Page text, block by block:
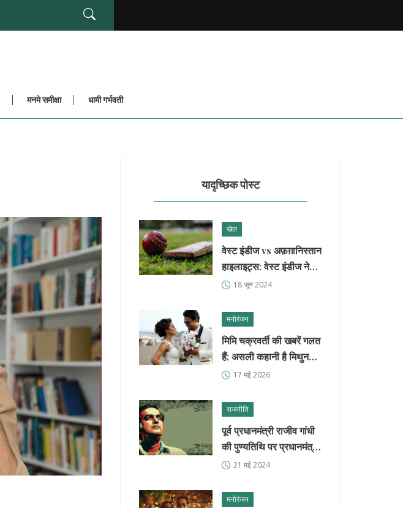
मनमे समीक्षा धामी गर्भवती
यादृच्छिक पोस्ट
खेल
वेस्ट इंडीज vs अफ़ग़ानिस्तान
हाइलाइट्स: वेस्ट इंडीज ने
104 रनों से दर्ज की शानदार
18 जून 2024
मनोरंजन
मिमि चक्रवर्ती की खबरें गलत
हैं; असली कहानी है मिथुन
चक्रवर्ती की
17 मई 2026
राजनीति
पूर्व प्रधानमंत्री राजीव गांधी
की पुण्यतिथि पर प्रधानमंत्री
मोदी ने दी श्रद्धांजलि
21 मई 2024
मनोरंजन